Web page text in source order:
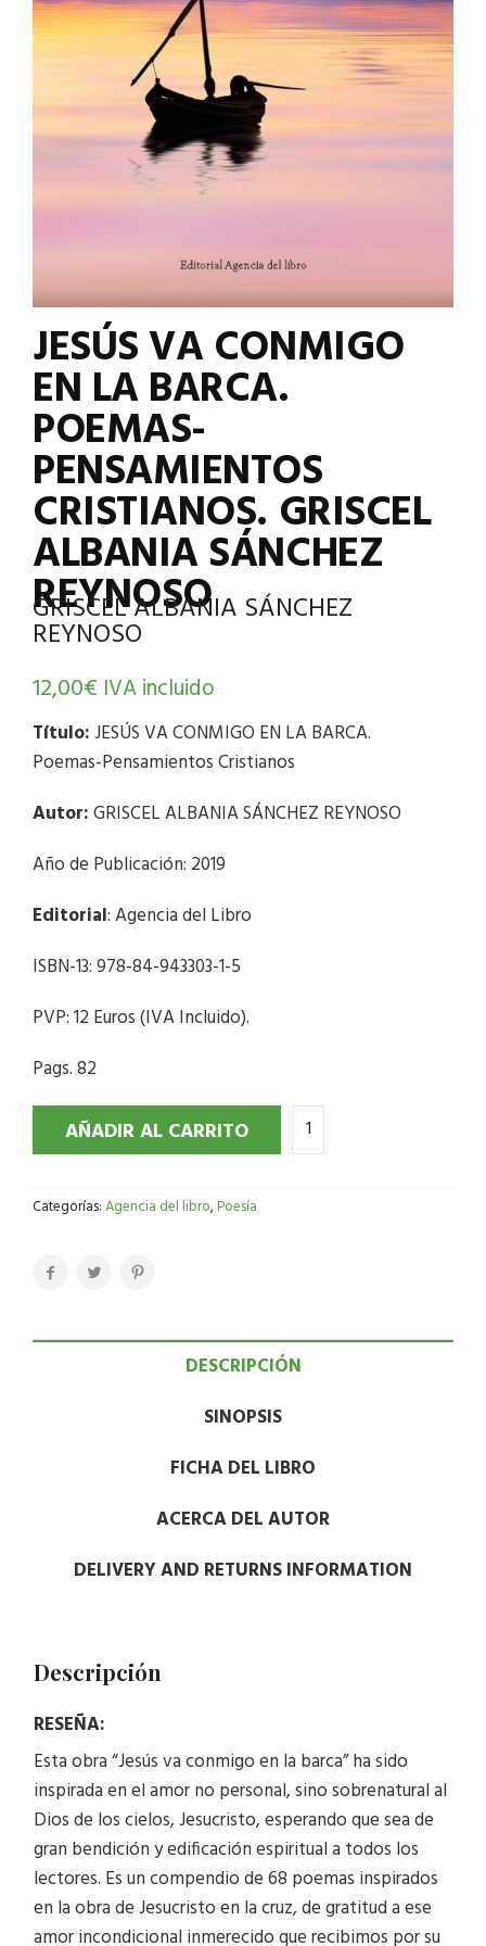
JESÚS VA CONMIGO
EN LA BARCA.
POEMAS-
PENSAMIENTOS
CRISTIANOS. GRISCEL
ALBANIA SÁNCHEZ
REYNOSO
GRISCEL ALBANIA SÁNCHEZ
REYNOSO
12,00€ IVA incluido
Título:JESÚS VA CONMIGO EN LA BARCA.
Poemas-Pensamientos Cristianos
Autor:GRISCEL ALBANIA SÁNCHEZ REYNOSO
Año de Publicación: 2019
Editorial: Agencia del Libro
ISBN-13: 978-84-943303-1-5
PVP: 12 Euros (IVA Incluido).
Pags. 82
AÑADIR AL CARRITO
Categorías:Agencia del libro,Poesía
DESCRIPCIÓN
SINOPSIS
FICHA DEL LIBRO
ACERCA DEL AUTOR
DELIVERY AND RETURNS INFORMATION
Descripción
RESEÑA:
Esta obra “Jesús va conmigo en la barca” ha sido
inspirada en el amor no personal, sino sobrenatural al
Dios de los cielos, Jesucristo, esperando que sea de
gran bendición y edificación espiritual a todos los
lectores. Es un compendio de 68 poemas inspirados
en la obra de Jesucristo en la cruz, de gratitud a ese
amor incondicional inmerecido que recibimos por su